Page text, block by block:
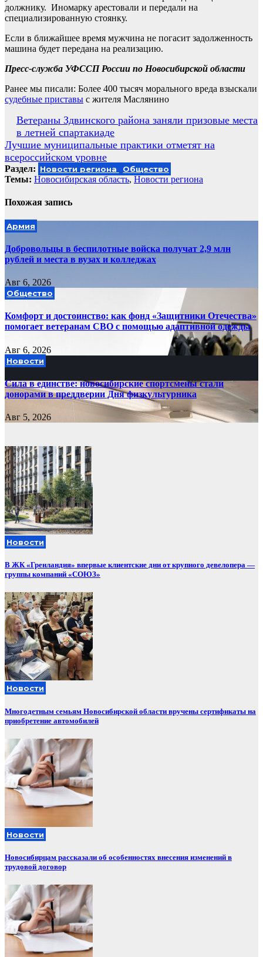
должнику. Иномарку арестовали и передали на
специализированную стоянку.
Если в ближайшее время мужчина не погасит задолженность
машина будет передана на реализацию.
Пресс-служба УФССП России по Новосибирской области
Ранее мы писали: Более 400 тысяч морального вреда взыскали
судебные приставы с жителя Маслянино
Навигация
по
записям
Ветераны Здвинского района заняли призовые места
в летней спартакиаде
Лучшие муниципальные практики отметят на
всероссийском уровне
Раздел: Новости региона Общество
Темы: Новосибирская область, Новости региона
Похожая запись
Армия
Добровольцы в беспилотные войска получат 2,9 млн
рублей и места в вузах и колледжах
Авг 6, 2026
Общество
Комфорт и достоинство: как фонд «Защитники Отечества»
помогает ветеранам СВО с помощью адаптивной одежды
Авг 6, 2026
Новости
Сила в единстве: новосибирские спортсмены стали
донорами в преддверии Дня физкультурника
Авг 5, 2026
Новости
В ЖК «Гренландия» впервые клиентские дни от крупного девелопера —
группы компаний «СОЮЗ»
Новости
Многодетным семьям Новосибирской области вручены сертификаты на
приобретение автомобилей
Новости
Новосибирцам рассказали об особенностях внесения изменений в
трудовой договор